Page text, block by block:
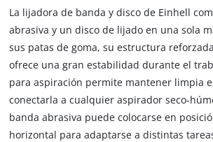
La lijadora de banda y disco de Einhell
abrasiva y un disco de lijado en una sola
sus patas de goma, su estructura
ofrece una gran estabilidad durante el
para aspiración permite mantener limpia
conectarla a cualquier aspirador seco-
banda abrasiva puede colocarse en
horizontal para adaptarse a distintas